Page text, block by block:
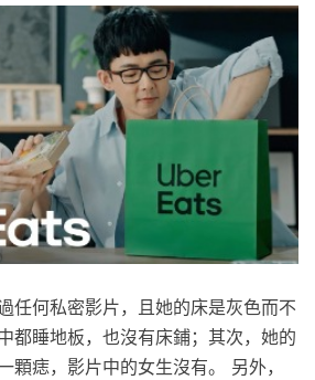
任何私密影片，且她的床是灰色而不
都睡地板，也沒有床鋪；其次，她的
顆痣，影片中的女生沒有。 另外，